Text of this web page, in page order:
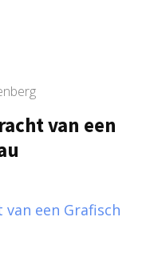
van een